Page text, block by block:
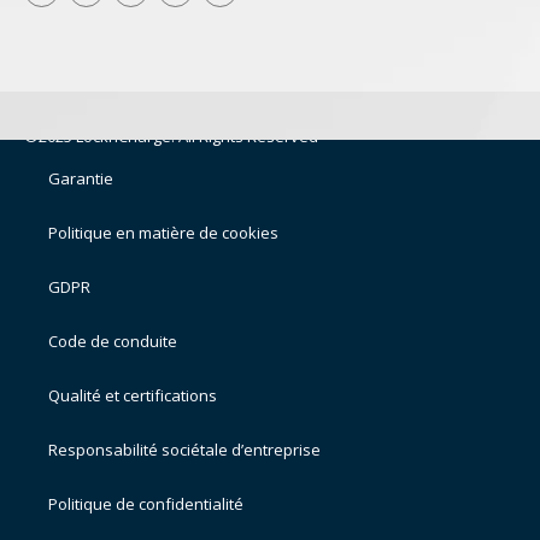
©2025 LocknCharge. All Rights Reserved
Garantie
Politique en matière de cookies
GDPR
Code de conduite
Qualité et certifications
Responsabilité sociétale d’entreprise
Politique de confidentialité